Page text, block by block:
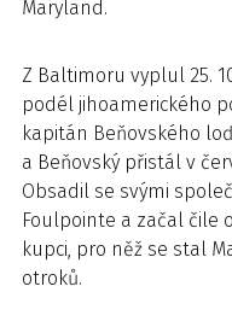
Maryland.
Z Baltimoru vyplul 25.
podél jihoamerického
kapitán Beňovského
a Beňovský přistál v
Obsadil se svými
Foulpointe a začal čile
kupci, pro něž se stal
otroků.